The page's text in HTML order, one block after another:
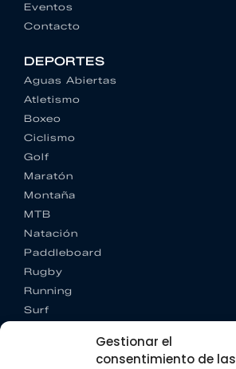
Gestionar el
consentimiento de las
Eventos
Contacto
DEPORTES
Aguas Abiertas
Atletismo
Boxeo
Ciclismo
Golf
Maratón
Montaña
MTB
Natación
Paddleboard
Rugby
Running
Surf